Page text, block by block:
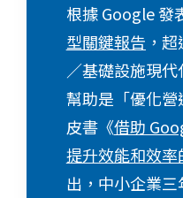
根據 Google 發
型關鍵報告 ， 超
／基礎設施現
幫助是「優化
皮書《借助
提升效能和效率
出，中小企業